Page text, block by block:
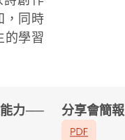
，同時
的學習
力──
分享會簡報